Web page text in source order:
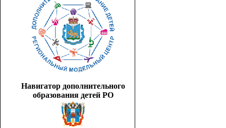
Навигатор дополнительного
образования детей РО